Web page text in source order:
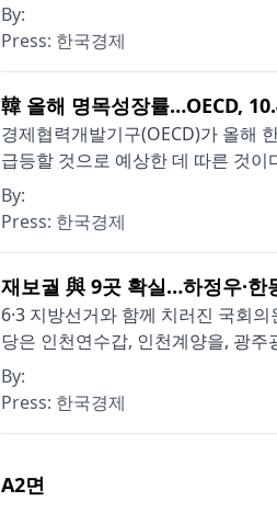
By:
Press: 한국경제
韓 올해 명목성장률…OECD,
경제협력개발기구(OECD)가 올해
급등할 것으로 예상한 데 따른 것이
By:
Press: 한국경제
재보궐 與 9곳 확실…하정우·한
6·3 지방선거와 함께 치러진 국회
당은 인천연수갑, 인천계양을, 광
By:
Press: 한국경제
A2면